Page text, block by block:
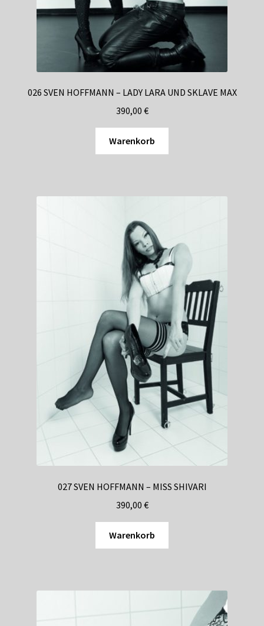
026 SVEN HOFFMANN – LADY LARA UND SKLAVE MAX
390,00 €
Warenkorb
027 SVEN HOFFMANN – MISS SHIVARI
390,00 €
Warenkorb